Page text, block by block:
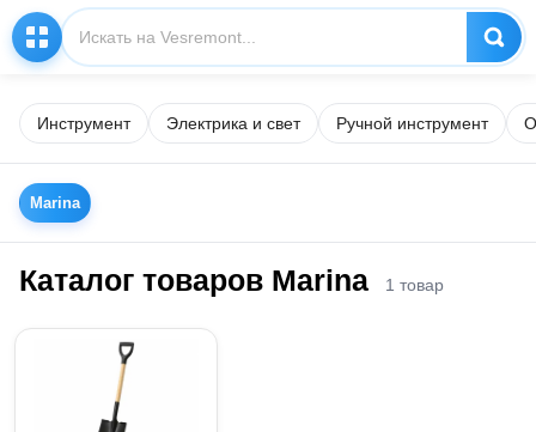
Инструмент Электрика и свет Ручной инструмент
Marina
Каталог товаров Marina 1 товар